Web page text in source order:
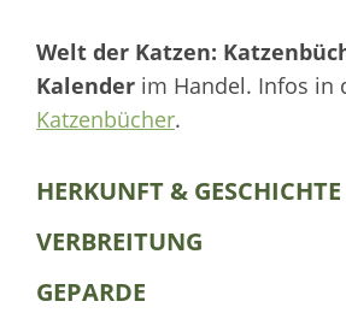
Welt der Katzen:
Kalender im Handel. Infos in
Katzenbücher.
HERKUNFT & GESCHICHTE
VERBREITUNG
GEPARDE